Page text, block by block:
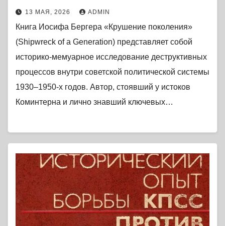
13 МАЯ, 2026 ADMIN
Книга Иосифа Бергера «Крушение поколения»
(Shipwreck of a Generation) представляет собой
историко-мемуарное исследование деструктивных
процессов внутри советской политической системы
1930–1950-х годов. Автор, стоявший у истоков
Коминтерна и лично знавший ключевых…